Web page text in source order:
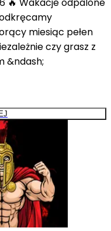
miesiąc pełen
czy grasz z
&ndash;